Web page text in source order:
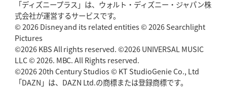
「ディズニープラス」は、ウォルト・ディズニー・ジャパン株
式会社が運営するサービスです。
© 2026 Disney and its related entities © 2026 Searchlight
Pictures
©2026 KBS All rights reserved. ©2026 UNIVERSAL MUSIC
LLC © 2026. MBC. All Rights reserved.
©2026 20th Century Studios © KT StudioGenie Co., Ltd
「DAZN」は、DAZN Ltd.の商標または登録商標です。